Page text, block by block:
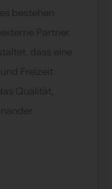
bestehen
Partner.
dass eine
Freizeit
Qualität,